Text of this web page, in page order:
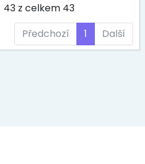
43 z celkem 43
Předchozí
1 Další